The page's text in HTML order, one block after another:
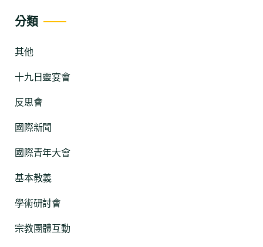
分類
其他
十九日靈宴會
反思會
國際新聞
國際青年大會
基本教義
學術研討會
宗教團體互動